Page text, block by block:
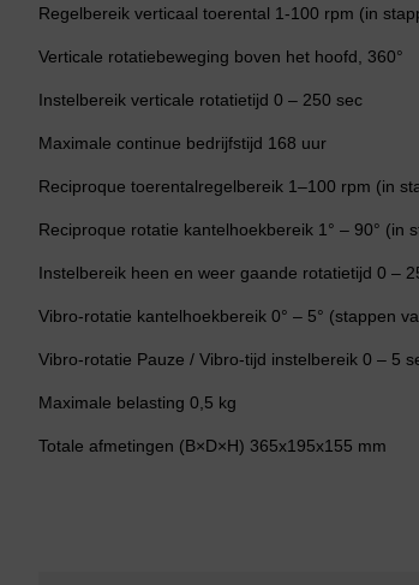
Regelbereik verticaal toerental 1-100 rpm (in
Verticale rotatiebeweging boven het hoofd, 360°
Instelbereik verticale rotatietijd 0 – 250 sec
Maximale continue bedrijfstijd 168 uur
Reciproque toerentalregelbereik 1–100 rpm (in
Reciproque rotatie kantelhoekbereik 1° – 90° (in
Instelbereik heen en weer gaande rotatietijd 0 –
Vibro-rotatie kantelhoekbereik 0° – 5° (stappen
Vibro-rotatie Pauze / Vibro-tijd instelbereik 0 – 5
Maximale belasting 0,5 kg
Totale afmetingen (B×D×H) 365x195x155 mm